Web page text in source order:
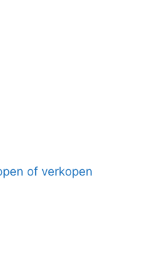
of verkopen